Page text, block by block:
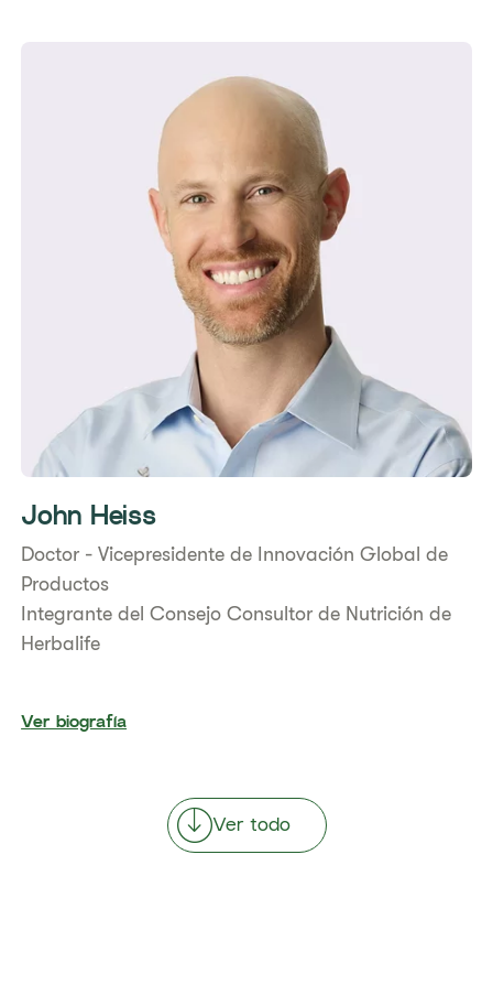
John Heiss
Doctor - Vicepresidente de Innovación Global de
Productos
Integrante del Consejo Consultor de Nutrición de
Herbalife
Ver biografía
Ver todo